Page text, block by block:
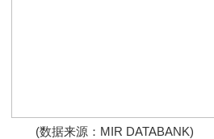
(数据来源：MIR DATABANK)